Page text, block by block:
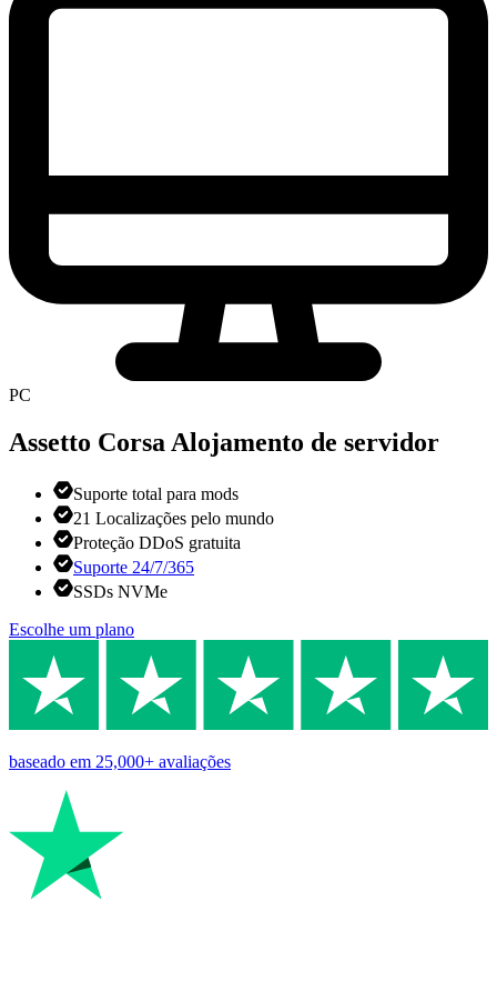
PC
Assetto Corsa Alojamento de servidor
Suporte total para mods
21 Localizações pelo mundo
Proteção DDoS gratuita
Suporte 24/7/365
SSDs NVMe
Escolhe um plano
baseado em 25,000+ avaliações